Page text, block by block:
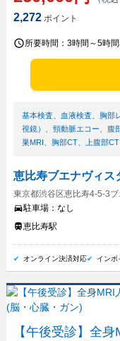
2,272ポイント
所要時間： 3時間～5時
基本検査、 血液検査、 胸部
視鏡） 、 頸動脈エコー、 腹
巣MRI 、 胸部CT、 上腹部CT
恵比寿ブエナヴィス
東京都渋谷区恵比寿4-5-3
駐車場： なし
恵比寿駅
オンライン決済対応 インボ
【午後受診】全